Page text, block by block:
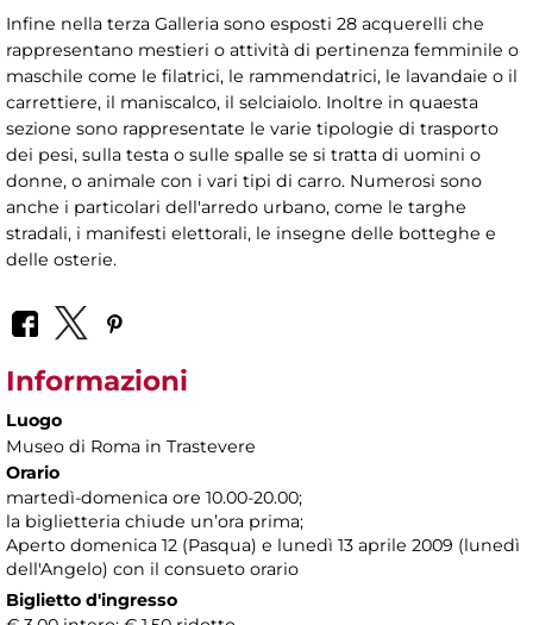
Infine nella terza Galleria sono esposti 28 acquerelli che
rappresentano mestieri o attività di pertinenza femminile o
maschile come le filatrici, le rammendatrici, le lavandaie o il
carrettiere, il maniscalco, il selciaiolo. Inoltre in quaesta
sezione sono rappresentate le varie tipologie di trasporto
dei pesi, sulla testa o sulle spalle se si tratta di uomini o
donne, o animale con i vari tipi di carro. Numerosi sono
anche i particolari dell'arredo urbano, come le targhe
stradali, i manifesti elettorali, le insegne delle botteghe e
delle osterie.
Informazioni
Luogo
Museo di Roma in Trastevere
Orario
martedì-domenica ore 10.00-20.00;
la biglietteria chiude un’ora prima;
Aperto domenica 12 (Pasqua) e lunedì 13 aprile 2009 (lunedì
dell'Angelo) con il consueto orario
Biglietto d'ingresso